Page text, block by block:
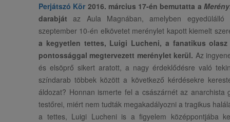
Perjátszó Kör 2016. március 17-én bemutatta a
darabjátaz Aula Magnában, amelyben
szeptember 10-én elkövetet merénylet kapott kiemelt
a kegyetlen tettes, Luigi Lucheni, a fanatikus
pontossággal megtervezett merénylet kerül. Az
és elsöprő sikert aratott, a nagy érdeklődésre való
színdarab többek között a következő kérdésekre
áldozat? Honnan ismerte fel a császárnét az
testőrei, miért nem tudták megakadályozni a tragikus
a tettes, Luigi Lucheni is a figyelem középpontjába